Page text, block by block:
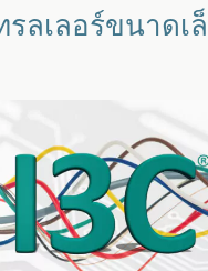
ลเลอร์ขนาดเ